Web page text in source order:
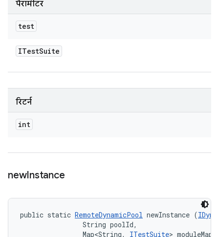
पैरामीटर
test
ITestSuite
रिटर्न
int
newInstance
public static RemoteDynamicPool newInstance (
                String poolId,
                Map<String,
ITestSuite>